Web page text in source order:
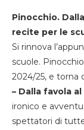
Pinocchio.
recite per le
Si rinnova
scuole.
2024/25, e torna
– Dalla favola
ironico e
spettatori di